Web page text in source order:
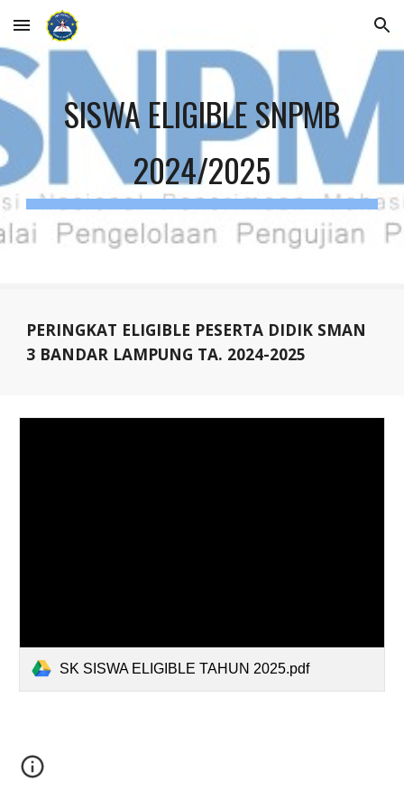
Skip to main content Skip to navigation
SISWA ELIGIBLE SNPMB
2024/2025
PERINGKAT ELIGIBLE PESERTA DIDIK SMAN
3 BANDAR LAMPUNG TA. 2024-2025
SK SISWA ELIGIBLE TAHUN 2025.pdf